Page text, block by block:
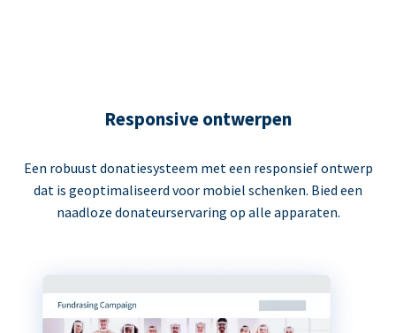
Responsive ontwerpen
Een robuust donatiesysteem met een responsief ontwerp
dat is geoptimaliseerd voor mobiel schenken. Bied een
naadloze donateurservaring op alle apparaten.